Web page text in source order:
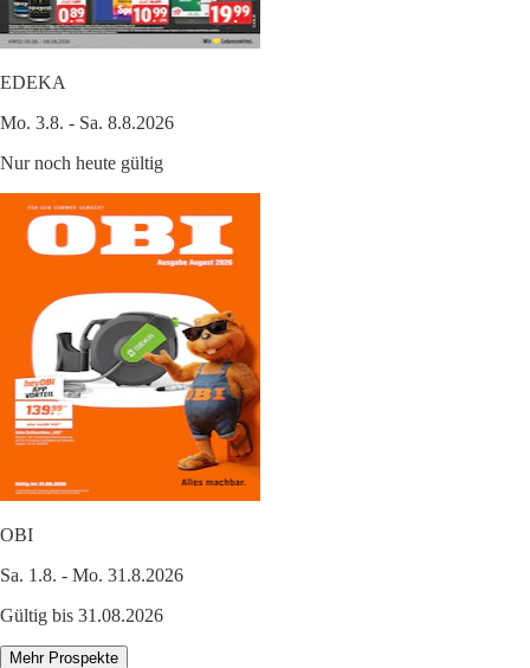
EDEKA
Mo. 3.8. - Sa. 8.8.2026
Nur noch heute gültig
OBI
Sa. 1.8. - Mo. 31.8.2026
Gültig bis 31.08.2026
Mehr Prospekte